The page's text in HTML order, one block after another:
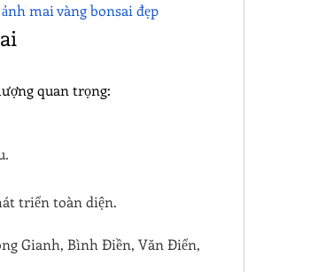
mai vàng bonsai đẹp
quan trọng:
triển toàn diện.
Gianh, Bình Điền, Văn Điển,